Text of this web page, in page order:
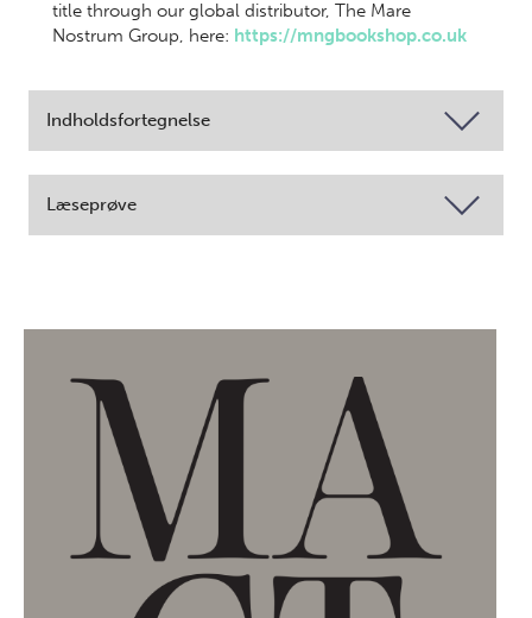
title through our global distributor, The Mare
Nostrum Group, here: https://mngbookshop.co.uk
Indholdsfortegnelse
Læseprøve